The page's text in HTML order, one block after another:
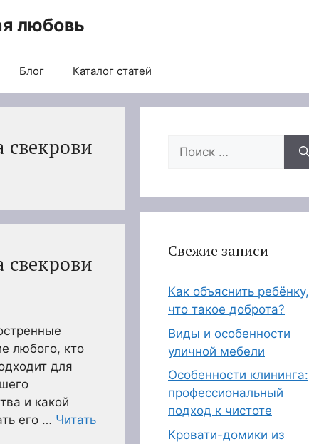
любовь
Блог Каталог статей
любого, кто
для
и какой
его … Читать
Поиск:
Свежие записи
Как объяснить ребёнку,
что такое доброта?
Виды и особенности
уличной мебели
Особенности клининга:
профессиональный
подход к чистоте
Кровати-домики из